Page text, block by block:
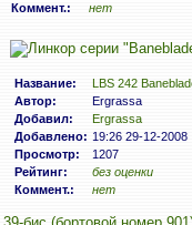
Коммент.:
нет
Название:
LBS 242
Автор:
Ergrassa
Добавил:
Ergrassa
Добавлено: 19:26 29-12-2008
Просмотр:
1207
Рейтинг:
без оценки
Коммент.:
нет